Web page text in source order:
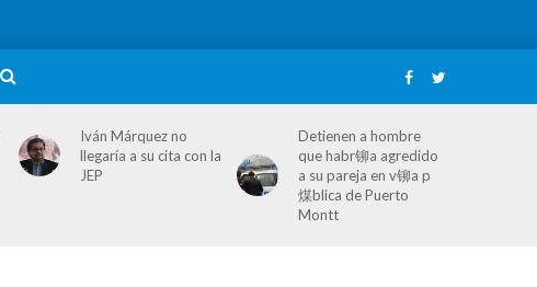
Iván Márquez no
llegaría a su cita con la
JEP
Detienen a hombre
que habr铆a agredido
a su pareja en v铆a p
煤blica de Puerto
Montt